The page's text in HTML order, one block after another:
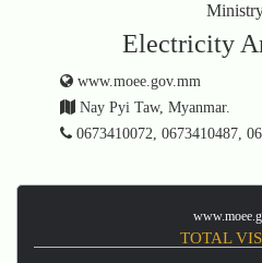
Electricity
www.moee.gov.mm
Nay Pyi Taw, Myanmar.
0673410072, 0673410487,
TOTAL